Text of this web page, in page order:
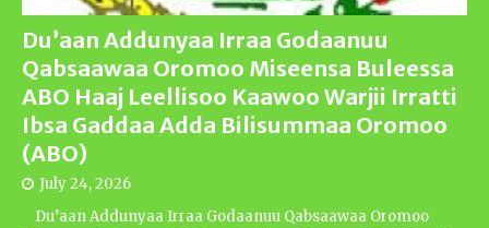
Du’aan Addunyaa Irraa Godaanuu
Qabsaawaa Oromoo Miseensa Buleessa
ABO Haaj Leellisoo Kaawoo Warjii Irratti
Ibsa Gaddaa Adda Bilisummaa Oromoo
(ABO)
July 24, 2026
Du’aan Addunyaa Irraa Godaanuu Qabsaawaa Oromoo